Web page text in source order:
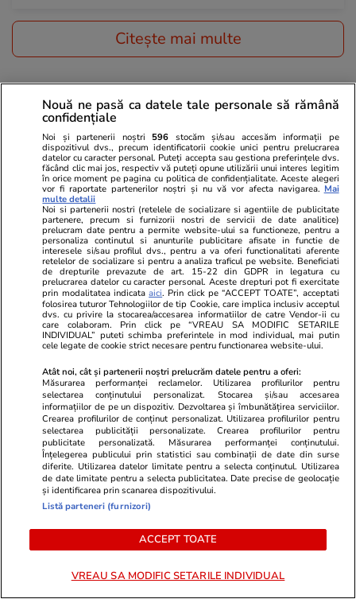
Citește mai multe
Bani și Afaceri
Ce se schimbă de la 1 august 2026 în
România. Buletinele vechi devin excepție,
reguli noi la pensii și taxe pe drumuri
Știri România 31 iul.
Calcule care arată cum scad veniturile totale
ale medicilor și asistentelor dacă se aplică
noua lege a salarizării
Un șofer de TIR care a câștigat la loterie 220
de milioane de euro a murit: soția lui, obligată
acum să îi dea bani lunar fostei partenere
Horoscop 31 iul.
Horoscop Urania | Previziuni astrologice pentru
zodia Balanței
Nouă ne pasă ca datele tale personale să rămână
confidențiale
Noi și partenerii noștri 596 stocăm și/sau accesăm informații pe
dispozitivul dvs., precum identificatorii cookie unici pentru prelucrarea
datelor cu caracter personal. Puteți accepta sau gestiona preferințele dvs.
făcând clic mai jos, respectiv vă puteți opune utilizării unui interes legitim
în orice moment pe pagina cu politica de confidențialitate. Aceste alegeri
vor fi raportate partenerilor noștri și nu vă vor afecta navigarea. Mai
multe detalii
Noi si partenerii nostri (retelele de socializare si agentiile de publicitate
partenere, precum si furnizorii nostri de servicii de date analitice)
prelucram date pentru a permite website-ului sa functioneze, pentru a
personaliza continutul si anunturile publicitare afisate in functie de
interesele si/sau profilul dvs., pentru a va oferi functionalitati aferente
retelelor de socializare si pentru a analiza traficul pe website. Beneficiati
de drepturile prevazute de art. 15-22 din GDPR in legatura cu
prelucrarea datelor cu caracter personal. Aceste drepturi pot fi exercitate
prin modalitatea indicataaici. Prin click pe “ACCEPT TOATE”, acceptati
folosirea tuturor Tehnologiilor de tip Cookie, care implica inclusiv acceptul
dvs. cu privire la stocarea/accesarea informatiilor de catre Vendor-ii cu
care colaboram. Prin click pe “VREAU SA MODIFIC SETARILE
INDIVIDUAL” puteti schimba preferintele in mod individual, mai putin
cele legate de cookie strict necesare pentru functionarea website-ului.
Atât noi, cât și partenerii noștri prelucrăm datele pentru a oferi:
Măsurarea performanței reclamelor. Utilizarea profilurilor pentru
selectarea conținutului personalizat. Stocarea și/sau accesarea
informațiilor de pe un dispozitiv. Dezvoltarea și îmbunătățirea serviciilor.
Crearea profilurilor de conținut personalizat. Utilizarea profilurilor pentru
selectarea publicității personalizate. Crearea profilurilor pentru
publicitate personalizată. Măsurarea performanței conținutului.
Înțelegerea publicului prin statistici sau combinații de date din surse
diferite. Utilizarea datelor limitate pentru a selecta conținutul. Utilizarea
de date limitate pentru a selecta publicitatea. Date precise de geolocație
și identificarea prin scanarea dispozitivului.
Listă parteneri (furnizori)
ACCEPT TOATE
VREAU SA MODIFIC SETARILE INDIVIDUAL